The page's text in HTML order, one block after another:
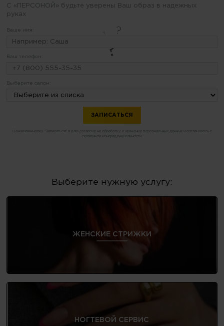
С «ПЕРСОНОЙ» будьте уверены Ваш образ в надежных
руках
Ваше имя:
Ваш телефон:
Выберите салон:
Нажимая кнопку "Записаться" я даю согласие на обработку и хранение персональных данных
политикой конфиденциальности
Выберите нужную услугу:
ЖЕНСКИЕ СТРИЖКИ
НОГТЕВОЙ СЕРВИС